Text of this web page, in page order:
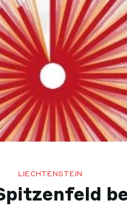
LIECHTENSTEIN